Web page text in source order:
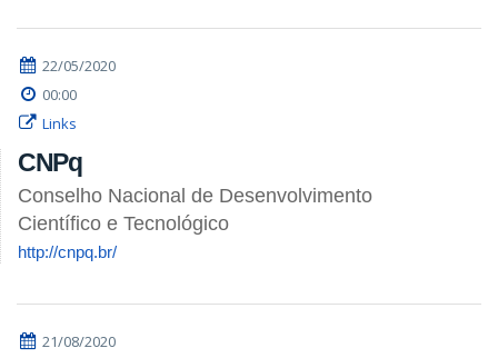
22/05/2020
00:00
Links
CNPq
Conselho Nacional de Desenvolvimento
Científico e Tecnológico
http://cnpq.br/
21/08/2020